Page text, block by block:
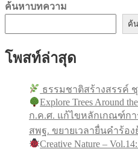
ค้นหาบทความ
ค้
โพสท์ล่าสุด
ธรรมชาติสร้างสรรค์ ชุ
Explore Trees Around
ก.ค.ศ. แก้ไขหลักเกณฑ์กา
สพฐ. ขยายเวลายื่นคำร้อ
Creative Nature –